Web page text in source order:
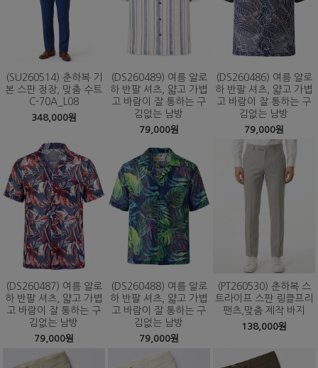
(SU260514) 춘하복 기
본 스판 정장, 맞춤 수트
C-70A_L08
348,000원
(DS260489) 여름 알로
하 반팔 셔츠, 얇고 가볍
고 바람이 잘 통하는 구
김없는 남방
79,000원
(DS260486) 여름 알로
하 반팔 셔츠, 얇고 가볍
고 바람이 잘 통하는 구
김없는 남방
79,000원
(DS260487) 여름 알로
하 반팔 셔츠, 얇고 가볍
고 바람이 잘 통하는 구
김없는 남방
79,000원
(DS260488) 여름 알로
하 반팔 셔츠, 얇고 가볍
고 바람이 잘 통하는 구
김없는 남방
79,000원
(PT260530) 춘하복 스
트라이프 스판 링클프리
팬츠,맞춤 제작 바지
138,000원